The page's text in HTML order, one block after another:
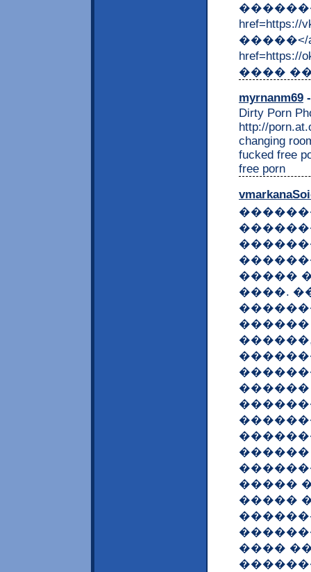
�����</
href=https://
����
myrnanm69
Dirty Porn
http://
changing
fucked free
free porn
�����
����.
�����
�����
����